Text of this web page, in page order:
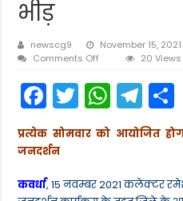
भीड़
newscg9 November 15, 2021
Comments Off
कलेक्टर
रमेश
शर्मा
ने
कलेक्ट्रोरेट
लगाये
जनदर्शन
20 Views
F
a
c
e
T
w
itt
er
W
h
a
ts
T
el
e
gr
प्रत्येक सोमवार को आयोजित
जनदर्शन
कवर्धा, 15 नवम्बर 2021 कलेक्टर